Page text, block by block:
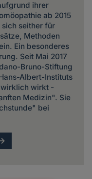
ihrer
ab 2015
seither für
Methoden
Ein besonderes
Seit Mai 2017
Bruno-Stiftung
Albert-Instituts
wirklich wirkt -
Medizin". Sie
bei